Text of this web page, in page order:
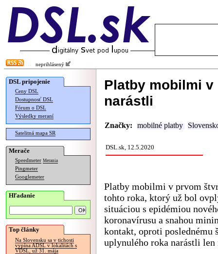
neprihlásený
DSL pripojenie
Ceny DSL
Dostupnosť DSL
Fórum o DSL
Výsledky meraní
Satelitná mapa SR
Merače
Speedmeter Merania
Pingmeter
Googlemeter
Hľadanie
Top články
Na Slovensku sa v tichosti
vypína ADSL v lokalitách s
VDSL, už 31. mája
Platby mobilmi
narástli
Značky: mobilné platby
DSL.sk, 12.5.2020
Platby mobilmi v prvom
tohto roka, ktorý už bol
situáciou s epidémiou
koronavírusu a snahou
kontakt, oproti poslednému
uplynulého roka narástli len